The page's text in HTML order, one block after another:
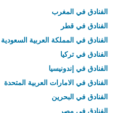
الفنادق في المغرب
الفنادق في قطر
الفنادق في المملكة العربية السعودية
الفنادق في تركيا
الفنادق في إندونيسيا
الفنادق في الامارات العربية المتحدة
الفنادق في البحرين
الفنادق في مصر